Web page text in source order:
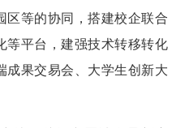
区等的协同，搭建校企联合
等平台，建强技术转移转化
成果交易会、大学生创新大